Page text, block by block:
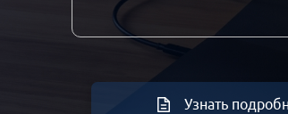
Узнать